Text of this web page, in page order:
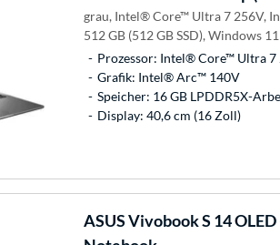
grau, Intel® Core™ Ultra 7 256V,
512 GB (512 GB SSD), Windows
Prozessor: Intel® Core™ Ultra 7
Grafik: Intel® Arc™ 140V
Speicher: 16 GB LPDDR5X-
Display: 40,6 cm (16 Zoll)
ASUSVivobook S 14